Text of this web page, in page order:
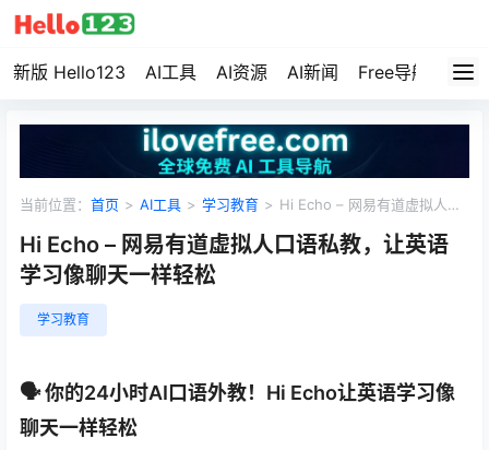
新版 Hello123 AI工具 AI资源 AI新闻 Free导航 资
当前位置： 首页 > AI工具 > 学习教育 > Hi Echo – 网易有道虚拟人口
Hi Echo – 网易有道虚拟人口语私教，让英语
学习像聊天一样轻松
学习教育
🗣️ 你的24小时AI口语外教！Hi Echo让英语学习像
聊天一样轻松